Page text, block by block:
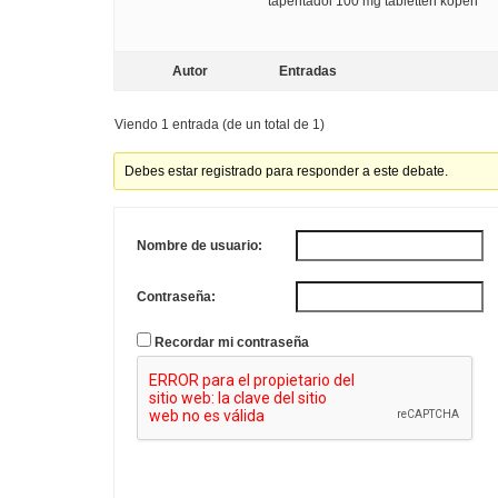
Autor Entradas
Viendo 1 entrada (de un total de 1)
Debes estar registrado para responder a este debate.
Nombre de usuario:
Contraseña:
Recordar mi contraseña